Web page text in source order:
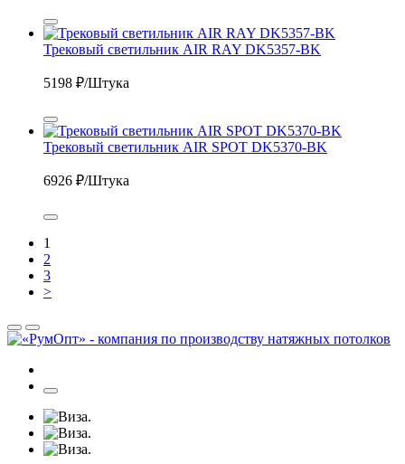
Трековый светильник AIR RAY DK5357-BK
5198 ₽/Штука
Трековый светильник AIR SPOT DK5370-BK
6926 ₽/Штука
1
2
3
>